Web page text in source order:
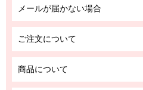
メールが届かない場合
ご注文について
商品について